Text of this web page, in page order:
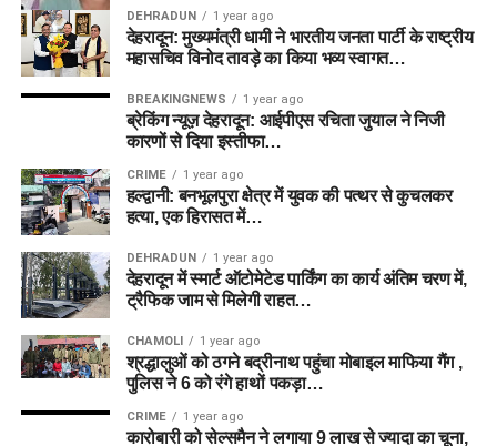
DEHRADUN 1 year ago
देहरादून: मुख्यमंत्री धामी ने भारतीय जनता पार्टी के राष्ट्रीय
महासचिव विनोद तावड़े का किया भव्य स्वागत…
BREAKINGNEWS 1 year ago
ब्रेकिंग न्यूज़ देहरादून: आईपीएस रचिता जुयाल ने निजी
कारणों से दिया इस्तीफा…
CRIME 1 year ago
हल्द्वानी: बनभूलपुरा क्षेत्र में युवक की पत्थर से कुचलकर
हत्या, एक हिरासत में…
DEHRADUN 1 year ago
देहरादून में स्मार्ट ऑटोमेटेड पार्किंग का कार्य अंतिम चरण में,
ट्रैफिक जाम से मिलेगी राहत…
CHAMOLI 1 year ago
श्रद्धालुओं को ठगने बद्रीनाथ पहुंचा मोबाइल माफिया गैंग ,
पुलिस ने 6 को रंगे हाथों पकड़ा…
CRIME 1 year ago
कारोबारी को सेल्समैन ने लगाया 9 लाख से ज्यादा का चूना,